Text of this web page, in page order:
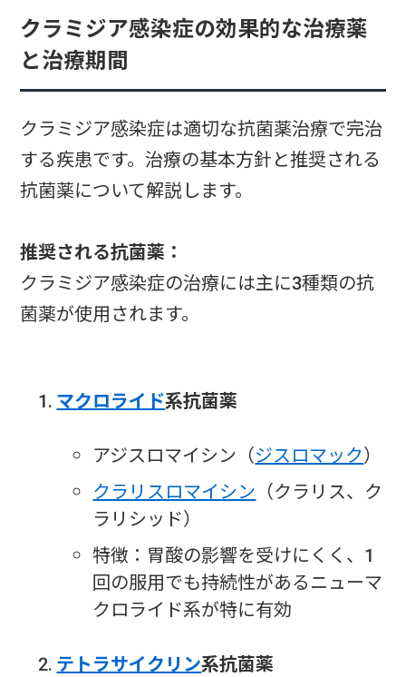
クラミジア感染症の効果的な治療薬
と治療期間
クラミジア感染症は適切な抗菌薬治療で完治
する疾患です。治療の基本方針と推奨される
抗菌薬について解説します。
推奨される抗菌薬：
クラミジア感染症の治療には主に3種類の抗
菌薬が使用されます。
マクロライド系抗菌薬
アジスロマイシン（ジスロマック）
クラリスロマイシン （クラリス、ク
ラリシッド）
特徴：胃酸の影響を受けにくく、1
回の服用でも持続性があるニューマ
クロライド系が特に有効
テトラサイクリン系抗菌薬